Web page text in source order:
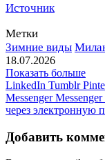
Источник
Метки
Зимние виды
18.07.2026
Показать больше
LinkedIn Tumblr
Messenger Messenger
через электронную
Добавить